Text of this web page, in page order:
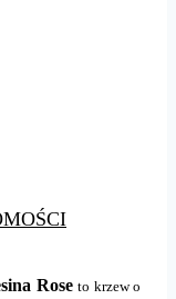
Rose to krzew o